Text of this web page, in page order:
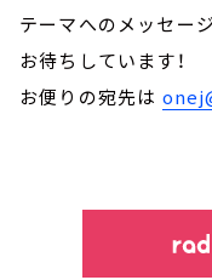
テーマへのメッセー
お待ちしています！
お便りの宛先は